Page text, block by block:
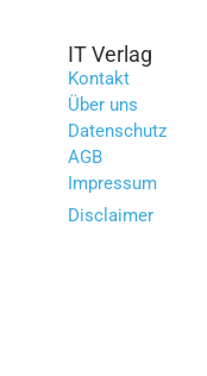
IT Verlag
Kontakt
Über uns
Datenschutz
AGB
Impressum
Disclaimer